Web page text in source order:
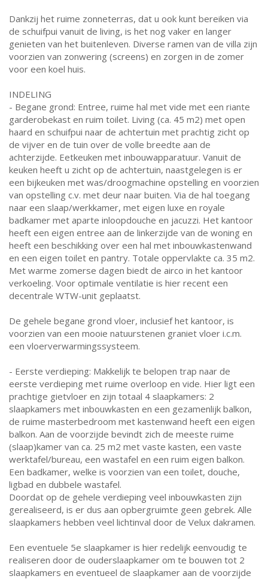
Dankzij het ruime zonneterras, dat u ook kunt bereiken via
de schuifpui vanuit de living, is het nog vaker en langer
genieten van het buitenleven. Diverse ramen van de villa zijn
voorzien van zonwering (screens) en zorgen in de zomer
voor een koel huis.
INDELING
- Begane grond: Entree, ruime hal met vide met een riante
garderobekast en ruim toilet. Living (ca. 45 m2) met open
haard en schuifpui naar de achtertuin met prachtig zicht op
de vijver en de tuin over de volle breedte aan de
achterzijde. Eetkeuken met inbouwapparatuur. Vanuit de
keuken heeft u zicht op de achtertuin, naastgelegen is er
een bijkeuken met was/droogmachine opstelling en voorzien
van opstelling c.v. met deur naar buiten. Via de hal toegang
naar een slaap/werkkamer, met eigen luxe en royale
badkamer met aparte inloopdouche en jacuzzi. Het kantoor
heeft een eigen entree aan de linkerzijde van de woning en
heeft een beschikking over een hal met inbouwkastenwand
en een eigen toilet en pantry. Totale oppervlakte ca. 35 m2.
Met warme zomerse dagen biedt de airco in het kantoor
verkoeling. Voor optimale ventilatie is hier recent een
decentrale WTW-unit geplaatst.
De gehele begane grond vloer, inclusief het kantoor, is
voorzien van een mooie natuurstenen graniet vloer i.c.m.
een vloerverwarmingssysteem.
- Eerste verdieping: Makkelijk te belopen trap naar de
eerste verdieping met ruime overloop en vide. Hier ligt een
prachtige gietvloer en zijn totaal 4 slaapkamers: 2
slaapkamers met inbouwkasten en een gezamenlijk balkon,
de ruime masterbedroom met kastenwand heeft een eigen
balkon. Aan de voorzijde bevindt zich de meeste ruime
(slaap)kamer van ca. 25 m2 met vaste kasten, een vaste
werktafel/bureau, een wastafel en een ruim eigen balkon.
Een badkamer, welke is voorzien van een toilet, douche,
ligbad en dubbele wastafel.
Doordat op de gehele verdieping veel inbouwkasten zijn
gerealiseerd, is er dus aan opbergruimte geen gebrek. Alle
slaapkamers hebben veel lichtinval door de Velux dakramen.
Een eventuele 5e slaapkamer is hier redelijk eenvoudig te
realiseren door de ouderslaapkamer om te bouwen tot 2
slaapkamers en eventueel de slaapkamer aan de voorzijde